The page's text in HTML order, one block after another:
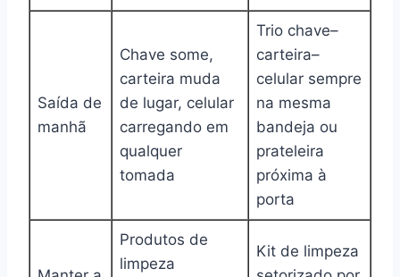
Saída de
manhã
Chave some,
carteira muda
de lugar, celular
carregando em
qualquer
tomada
Trio chave–
carteira–
celular sempre
na mesma
bandeja ou
prateleira
próxima à
porta
Produtos de
limpeza
Kit de limpeza